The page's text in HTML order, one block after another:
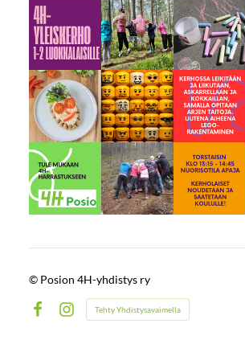
© Posion 4H-yhdistys ry
Instagram
Tehty Yhdistysavaimella